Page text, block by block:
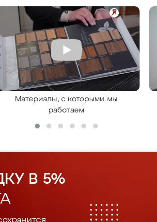
Материалы, с которыми мы
работаем
В 5%